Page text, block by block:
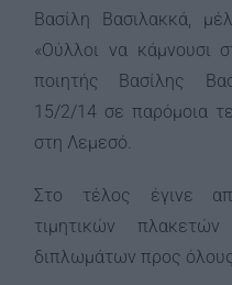
Βασίλη Βασιλακκά,
«Ούλλοι να κάμνουσι
ποιητής Βασίλης
15/2/14 σε παρόμοια
στη Λεμεσό.
Στο τέλος έγινε
τιμητικών
διπλωμάτων προς